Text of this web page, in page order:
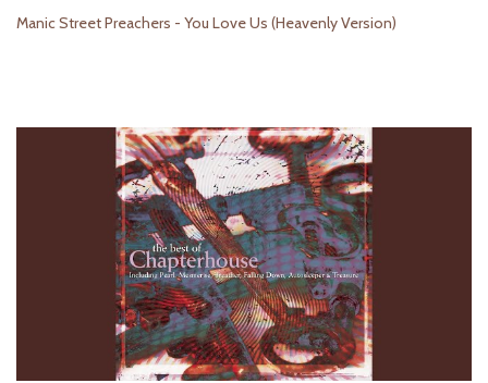
Manic Street Preachers - You Love Us (Heavenly Version)